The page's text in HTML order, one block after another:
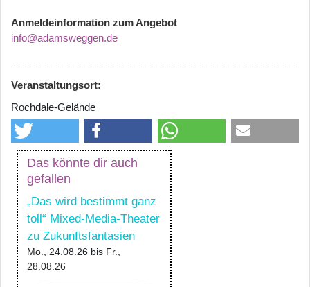
Anmeldeinformation zum Angebot
info@adamsweggen.de
Veranstaltungsort:
Rochdale-Gelände
Das könnte dir auch
gefallen
„Das wird bestimmt ganz
toll“ Mixed-Media-Theater
zu Zukunftsfantasien
Mo., 24.08.26 bis Fr.,
28.08.26